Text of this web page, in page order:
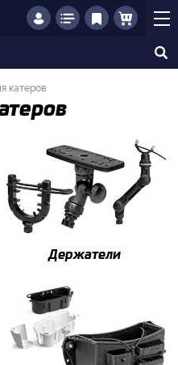
катеров
Держатели